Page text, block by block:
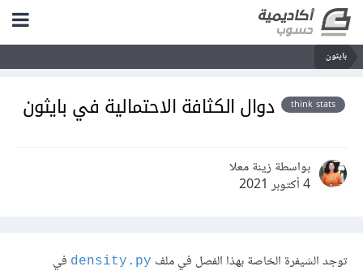
بايثون
think stats دوال الكثافة الاحتمالية في بايثون
بواسطة زينة معلا
4 أكتوبر 2021
توجد الشيفرة الخاصة بهذا الفصل في ملف density.py في